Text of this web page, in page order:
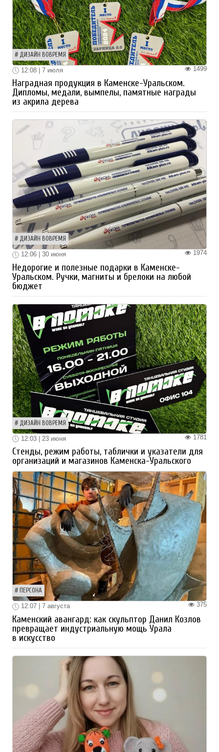
ДИЗАЙН ВОВРЕМЯ
1499
12:08 | 7 июля
Наградная продукция в Каменске-Уральском.
Дипломы, медали, вымпелы, памятные награды
из акрила дерева
ДИЗАЙН ВОВРЕМЯ
1974
12:06 | 30 июня
Недорогие и полезные подарки в Каменске-
Уральском. Ручки, магниты и брелоки на любой
бюджет
ДИЗАЙН ВОВРЕМЯ
1781
12:03 | 23 июня
Стенды, режим работы, таблички и указатели для
организаций и магазинов Каменска-Уральского
ПЕРСОНА
375
12:07 | 7 августа
Каменский авангард: как скульптор Данил Козлов
превращает индустриальную мощь Урала
в искусство